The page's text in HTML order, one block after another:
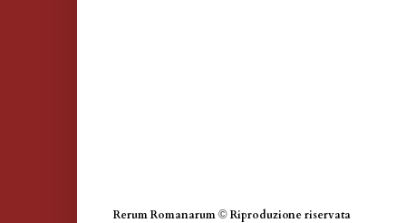
Rerum Romanarum © Riproduzione riservata